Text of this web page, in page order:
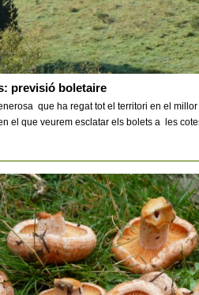
previsió boletaire
que ha regat tot el territori en el
el que veurem esclatar els bolets a les